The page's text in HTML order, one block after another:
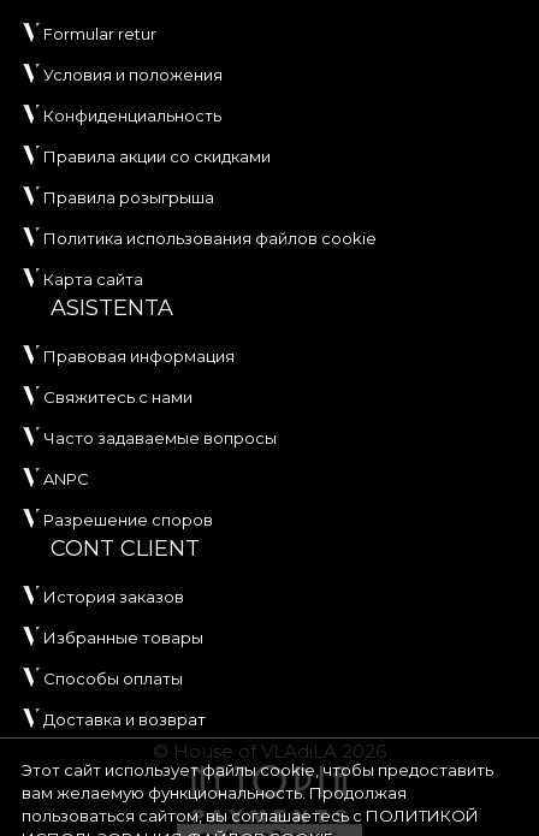
Этот сайт использует файлы cookie, чтобы предоставить
вам желаемую функциональность. Продолжая
пользоваться сайтом, вы соглашаетесь с ПОЛИТИКОЙ
Formular retur
Условия и положения
Конфиденциальность
Правила акции со скидками
Правила розыгрыша
Политика использования файлов cookie
Карта сайта
ASISTENTA
Правовая информация
Свяжитесь с нами
Часто задаваемые вопросы
ANPC
Разрешение споров
CONT CLIENT
История заказов
Избранные товары
Способы оплаты
Доставка и возврат
© House of VLAdiLA 2026